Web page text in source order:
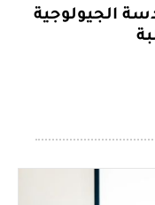
الجيولوجية